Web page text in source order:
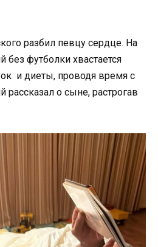
разбил певцу сердце. На
футболки хвастается
и диеты, проводя время с
о сыне, растрогав